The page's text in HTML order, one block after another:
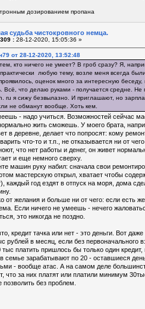
дозированием пропана
судьба чистокровного немца.
: 28-12-2020, 15:05:36 »
от 28-12-2020, 13:52:48
кто ничего не умеет? В гроб сразу? Я,
любую тему, возле меня всегда
оценок много за интересную
Всё, что делаю руками - получается средне.
ru я сижу безвылазно. И приглашают, но
не обманут вообще. Хоть кем.
- надо учиться. Возможностей сейчас
жить сможешь. У моего брата,
в деревне, делает что попросят: кому
что-то и т.п., не отказывается ни от
что нет работы и денег, он живет
и еще немного сверху.
машин руку набил: сначала свои
мастерскую открыл, хватает чтобы
каждый год ездят в отпуск на моря, дома
от желания и больше ни от чего: если есть
Если ничего не умеешь - нечего
это никогда не поздно.
кредит тачка или нет - это деньги. Вот
рублей в месяц, если без первоначального
платить пришлось бы только один кредит,
семье зарабатывают по 20 - оставшиеся
- вообще атас. А на самом деле
что за них платят или платили минимум
без проблем.